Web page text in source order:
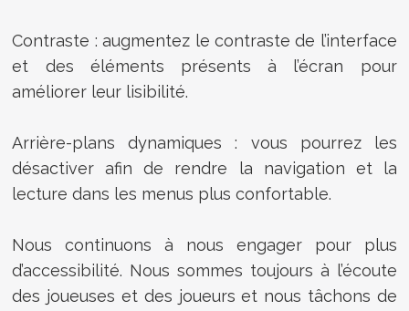
Contraste : augmentez le contraste de l’interface
et des éléments présents à l’écran pour
améliorer leur lisibilité.
Arrière-plans dynamiques : vous pourrez les
désactiver afin de rendre la navigation et la
lecture dans les menus plus confortable.
Nous continuons à nous engager pour plus
d’accessibilité. Nous sommes toujours à l’écoute
des joueuses et des joueurs et nous tâchons de